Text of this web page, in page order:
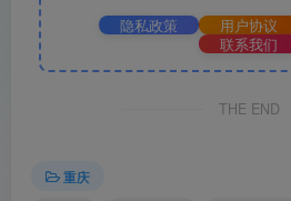
隐私政策
用户协议
联系我们
THE END
重庆